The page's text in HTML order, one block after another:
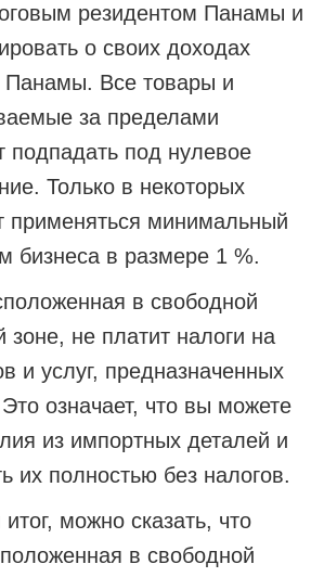
резидентом Панамы и
о своих доходах
Панамы. Все товары и
за пределами
подпадать под нулевое
Только в некоторых
применяться минимальный
бизнеса в размере 1 %.
в свободной
зоне, не платит налоги на
и услуг, предназначенных
означает, что вы можете
из импортных деталей и
их полностью без налогов.
можно сказать, что
в свободной